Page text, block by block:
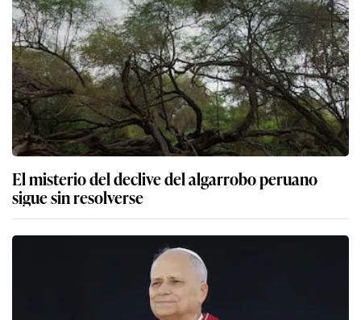
El misterio del declive del algarrobo peruano
sigue sin resolverse